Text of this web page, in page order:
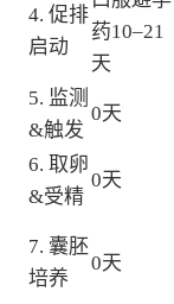
4. 促排
启动
药10–21
天
5. 监测
&触发
0天
6. 取卵
&受精
0天
7. 囊胚
培养
0天